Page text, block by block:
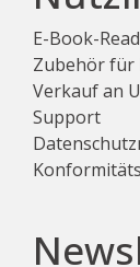
E-Book-
Zubehör für
Verkauf an
Support